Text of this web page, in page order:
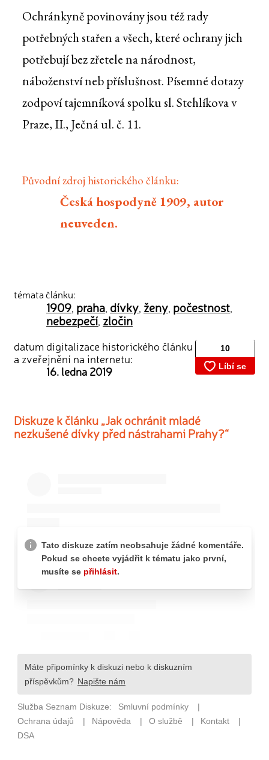
Ochránkyně povinovány jsou též rady
potřebných stařen a všech, které ochrany jich
potřebují bez zřetele na národnost,
náboženství neb příslušnost. Písemné dotazy
zodpoví tajemníková spolku sl. Stehlíkova v
Praze, II., Ječná ul. č. 11.
Původní zdroj historického článku:
Česká hospodyně 1909, autor
neuveden.
témata článku:
1909 praha dívky ženy počestnost
nebezpečí zločin
datum digitalizace historického článku
a zveřejnění na internetu:
16. ledna 2019
Diskuze k článku „Jak ochránit mladé
nezkušené dívky před nástrahami Prahy?“